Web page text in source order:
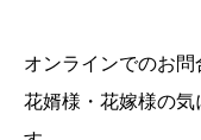
オンラインでのお問
花婿様・花嫁様の気